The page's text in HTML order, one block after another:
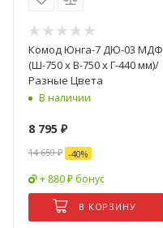
Комод Юнга-7 ДЮ-03 МДФ
(Ш-750 x В-750 x Г-440 мм)/
Разные Цвета
В наличии
8 795 ₽
14 659₽ -40%
+ 880 ₽ бонус
В КОРЗИНУ